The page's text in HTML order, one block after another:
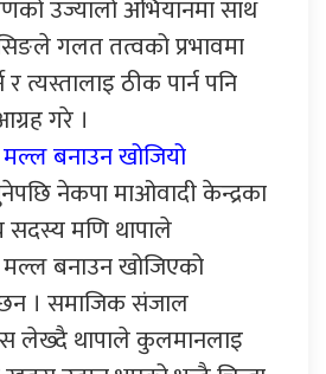
उज्यालो अभियानमा साथ
गलत तत्वको प्रभावमा
त्यस्तालाइ ठीक पार्न पनि
गरे ।
बनाउन खोजियो
नेकपा माओवादी केन्द्रका
सदस्य मणि थापाले
बनाउन खोजिएको
छन । समाजिक संजाल
लेख्दै थापाले कुलमानलाइ